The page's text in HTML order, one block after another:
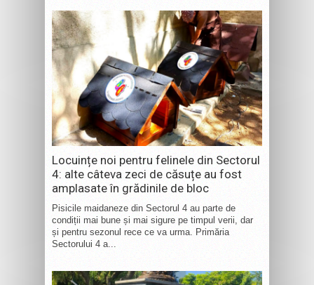
Locuințe noi pentru felinele din Sectorul
4: alte câteva zeci de căsuțe au fost
amplasate în grădinile de bloc
Pisicile maidaneze din Sectorul 4 au parte de
condiții mai bune și mai sigure pe timpul verii, dar
și pentru sezonul rece ce va urma. Primăria
Sectorului 4 a...